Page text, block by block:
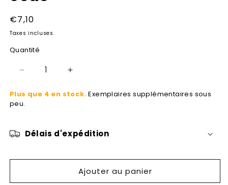
modale
Prix
habituel
€7,10
Taxes incluses.
Quantité
Réduire
quantité
de
aux
trois
écus
Augmenter
quantité
aux
trois
écus
Plus que 4 en stock.Exemplaires supplémentaires sous
peu.
Délais d'expédition
Ajouter au panier